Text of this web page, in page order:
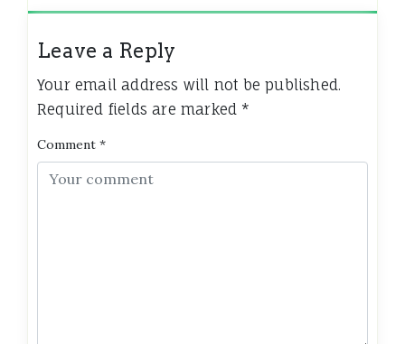
Leave a Reply
Your email address will not be published.
Required fields are marked *
Comment *